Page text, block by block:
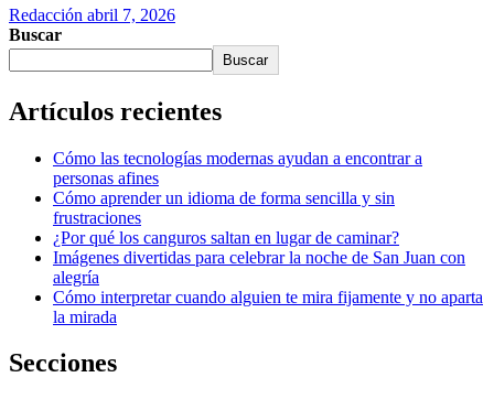
Redacción abril 7, 2026
Buscar
Buscar
Artículos recientes
Cómo las tecnologías modernas ayudan a encontrar a
personas afines
Cómo aprender un idioma de forma sencilla y sin
frustraciones
¿Por qué los canguros saltan en lugar de caminar?
Imágenes divertidas para celebrar la noche de San Juan con
alegría
Cómo interpretar cuando alguien te mira fijamente y no aparta
la mirada
Secciones